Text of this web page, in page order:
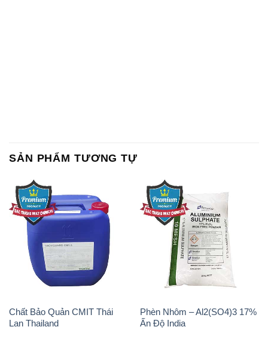
SẢN PHẨM TƯƠNG TỰ
Chất Bảo Quản CMIT Thái
Lan Thailand
Phèn Nhôm – Al2(SO4)3 17%
Ấn Độ India